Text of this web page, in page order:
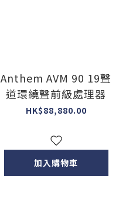
Anthem AVM 90 19聲
道環繞聲前級處理器
HK$88,880.00
加入購物車